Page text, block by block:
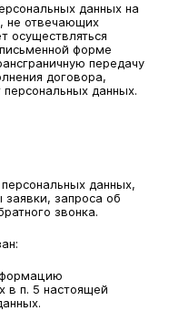
данных на
не отвечающих
осуществляться
форме
передачу
договора,
персональных данных.
данных,
запроса об
звонка.
в п. 5 настоящей